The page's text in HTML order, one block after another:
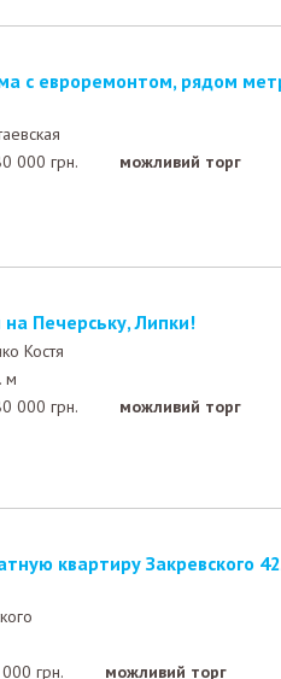
000 грн. можливий торг
на Печерську, Липки!
Костя
м
000 грн. можливий торг
грн. можливий торг